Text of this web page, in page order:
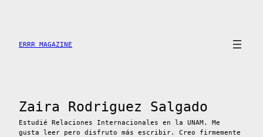
contenido
ERRR MAGAZINE
Zaira Rodriguez Salgado
Estudié Relaciones Internacionales en la UNAM. Me
gusta leer pero disfruto más escribir. Creo firmemente